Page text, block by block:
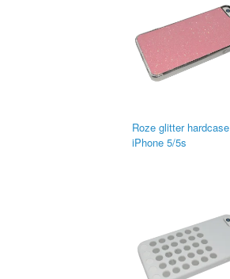
Roze glitter hardcase
iPhone 5/5s